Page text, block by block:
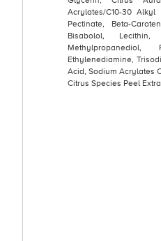
Acrylates/C10-30
Pectinate, Beta-
Bisabolol,
Ethylenediamine,
Acid, Sodium Acrylates
Citrus Species Peel